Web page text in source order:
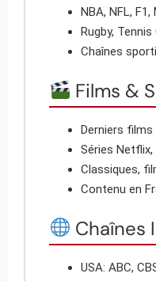
NBA, NFL, F1,
Rugby,
Chaînes
Films &
Derniers films
Séries Netflix,
Classiques,
Contenu en
Chaînes
USA: ABC,